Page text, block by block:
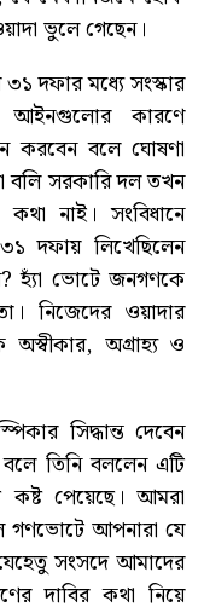
ভুলে গেছেন।
দফার মধ্যে সংস্কার
আইনগুলোর কারণে
করবেন বলে ঘোষণা
বলি সরকারি দল তখন
নাই। সংবিধানে
দফায় লিখেছিলেন
হ্যাঁ ভোটে জনগণকে
নিজেদের ওয়াদার
অগ্রাহ্য ও
সিদ্ধান্ত দেবেন
তিনি বললেন এটি
পেয়েছে। আমরা
গণভোটে আপনারা যে
সংসদে আমাদের
দাবির কথা নিয়ে